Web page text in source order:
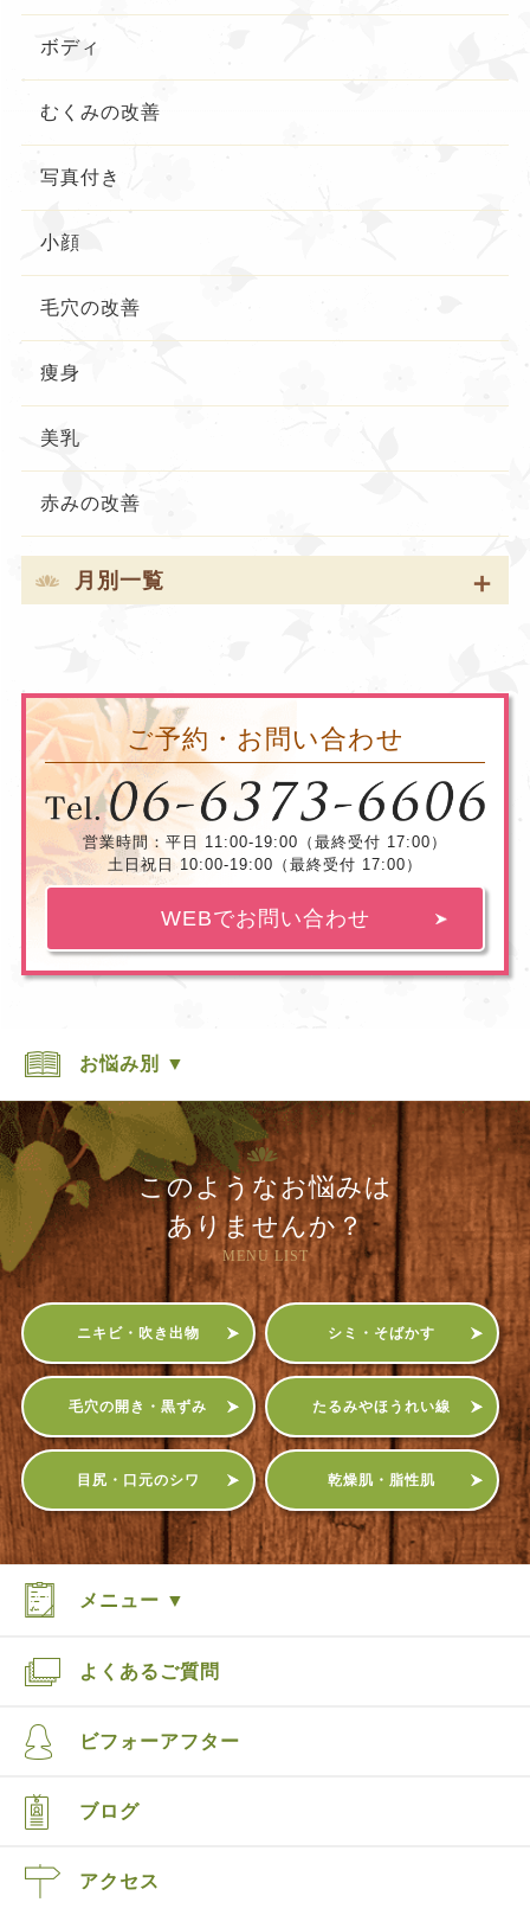
ボディ
むくみの改善
写真付き
小顔
毛穴の改善
痩身
美乳
赤みの改善
月別一覧
ご予約・お問い合わせ
営業時間：平日 11:00-19:00（最終受付 17:00）
土日祝日 10:00-19:00（最終受付 17:00）
WEBでお問い合わせ
お悩み別 ▼
このようなお悩みは
ありませんか？
MENU LIST
ニキビ・吹き出物 シミ・そばかす
毛穴の開き・黒ずみ たるみやほうれい線
目尻・口元のシワ 乾燥肌・脂性肌
メニュー ▼
よくあるご質問
ビフォーアフター
ブログ
アクセス